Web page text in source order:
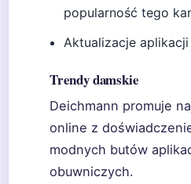
popularność tego
Aktualizacje
Trendy damskie
Deichmann promuje
online z
modnych butów
obuwniczych.